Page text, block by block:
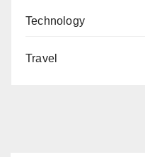
Technology
Travel